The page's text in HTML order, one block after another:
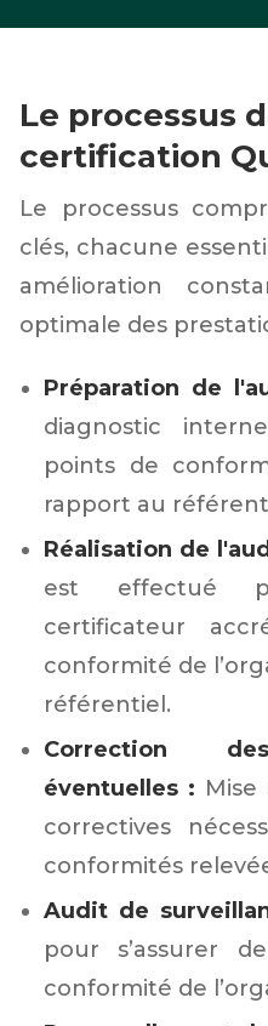
Le processus
certification
Le processus
clés, chacune
amélioration
optimale des
Préparation de
diagnostic
points de
rapport au
Réalisation de
est effectué
certificateur
conformité de
référentiel.
Correction
éventuelles :
correctives
conformités
Audit de
pour s’assurer
conformité de